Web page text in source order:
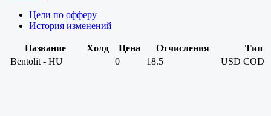
Цели по офферу
История изменений
Название Холд Цена Отчисления
Тип
Bentolit - HU
0 18.5 USD COD